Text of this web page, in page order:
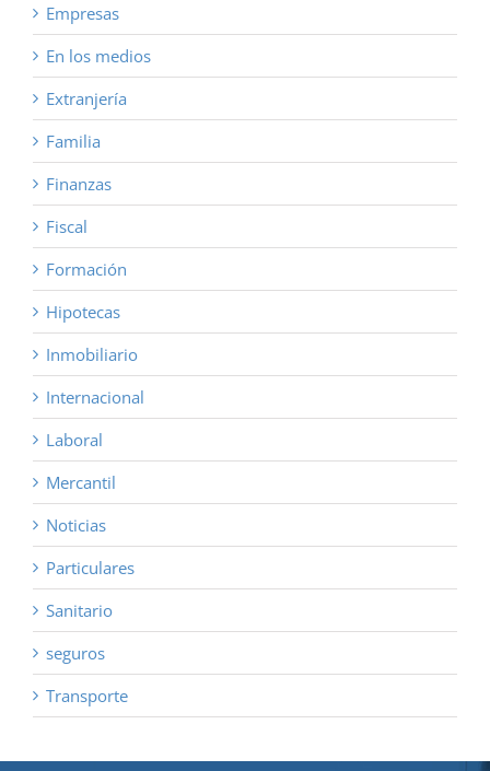
Empresas
En los medios
Extranjería
Familia
Finanzas
Fiscal
Formación
Hipotecas
Inmobiliario
Internacional
Laboral
Mercantil
Noticias
Particulares
Sanitario
seguros
Transporte